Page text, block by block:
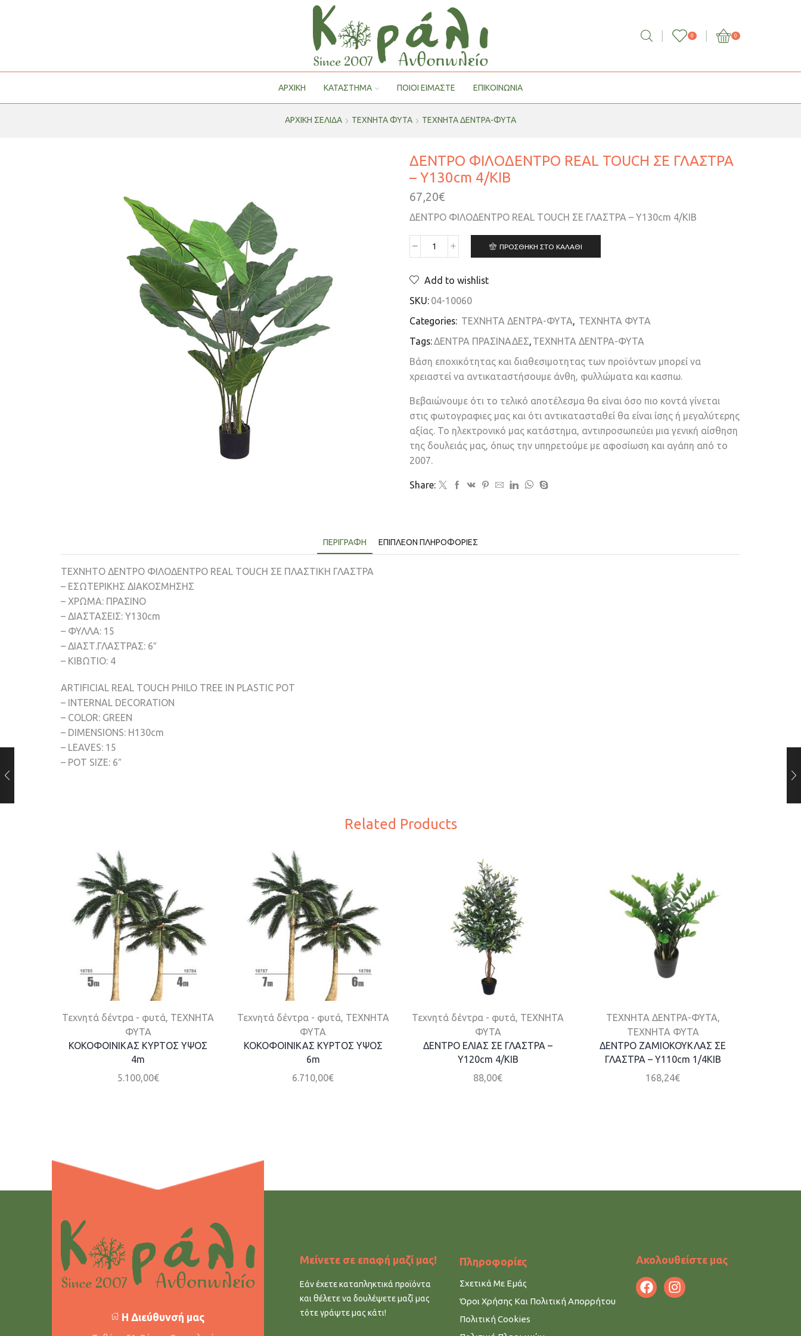
0 0
ΑΡΧΙΚΗ ΚΑΤΑΣΤΗΜΑ ΠΟΙΟΙ ΕΊΜΑΣΤΕ ΕΠΙΚΟΙΝΩΝΙΑ
ΑΡΧΙΚΉ ΣΕΛΊΔΑ ΤΕΧΝΗΤΑ ΦΥΤΑ ΤΕΧΝΗΤΑ ΔΕΝΤΡΑ-ΦΥΤΑ
ΔΕΝΤΡΟ ΦΙΛΟΔΕΝΤΡΟ REAL TOUCH ΣΕ ΓΛΑΣΤΡΑ
– Y130cm 4/KIB
67,20€
ΔΕΝΤΡΟ ΦΙΛΟΔΕΝΤΡΟ REAL TOUCH ΣΕ ΓΛΑΣΤΡΑ – Y130cm 4/KIB
ΠΡΟΣΘΉΚΗ ΣΤΟ ΚΑΛΆΘΙ
Add to wishlist
SKU: 04-10060
Categories: ΤΕΧΝΗΤΑ ΔΕΝΤΡΑ-ΦΥΤΑ, ΤΕΧΝΗΤΑ ΦΥΤΑ
Tags:ΔΕΝΤΡΑ ΠΡΑΣΙΝΑΔΕΣ, ΤΕΧΝΗΤΑ ΔΕΝΤΡΑ-ΦΥΤΑ
Βάση εποχικότητας και διαθεσιμοτητας των προϊόντων μπορεί να
χρειαστεί να αντικαταστήσουμε άνθη, φυλλώματα και κασπω.
Βεβαιώνουμε ότι το τελικό αποτέλεσμα θα είναι όσο πιο κοντά γίνεται
στις φωτογραφιες μας και ότι αντικατασταθεί θα είναι ίσης ή μεγαλύτερης
αξίας. Το ηλεκτρονικό μας κατάστημα, αντιπροσωπεύει μια γενική αίσθηση
της δουλειάς μας, όπως την υπηρετούμε με αφοσίωση και αγάπη από το
2007.
Share:
ΠΕΡΙΓΡΑΦΉ ΕΠΙΠΛΈΟΝ ΠΛΗΡΟΦΟΡΊΕΣ
ΤΕΧΝΗΤΟ ΔΕΝΤΡΟ ΦΙΛΟΔΕΝΤΡΟ REAL TOUCH ΣΕ ΠΛΑΣΤΙΚΗ ΓΛΑΣΤΡΑ
– ΕΣΩΤΕΡΙΚΗΣ ΔΙΑΚΟΣΜΗΣΗΣ
– ΧΡΩΜΑ: ΠΡΑΣΙΝΟ
– ΔΙΑΣΤΑΣΕΙΣ: Υ130cm
– ΦΥΛΛΑ: 15
– ΔΙΑΣΤ.ΓΛΑΣΤΡΑΣ: 6″
– ΚΙΒΩΤΙΟ: 4
ARTIFICIAL REAL TOUCH PHILO TREE IN PLASTIC POT
– INTERNAL DECORATION
– COLOR: GREEN
– DIMENSIONS: H130cm
– LEAVES: 15
– POT SIZE: 6″
Related Products
Τεχνητά δέντρα - φυτά, ΤΕΧΝΗΤΑ
ΦΥΤΑ
ΚΟΚΟΦΟΙΝΙΚΑΣ ΚΥΡΤΟΣ ΥΨΟΣ
4m
5.100,00€
Τεχνητά δέντρα - φυτά, ΤΕΧΝΗΤΑ
ΦΥΤΑ
ΚΟΚΟΦΟΙΝΙΚΑΣ ΚΥΡΤΟΣ ΥΨΟΣ
6m
6.710,00€
Τεχνητά δέντρα - φυτά, ΤΕΧΝΗΤΑ
ΦΥΤΑ
ΔΕΝΤΡΟ ΕΛΙΑΣ ΣΕ ΓΛΑΣΤΡΑ –
Y120cm 4/ΚΙΒ
88,00€
ΤΕΧΝΗΤΑ ΔΕΝΤΡΑ-ΦΥΤΑ,
ΤΕΧΝΗΤΑ ΦΥΤΑ
ΔΕΝΤΡΟ ΖΑΜΙΟΚΟΥΚΛΑΣ ΣΕ
ΓΛΑΣΤΡΑ – Y110cm 1/4KIB
168,24€
Η Διεύθυνσή μας
Μείνετε σε επαφή μαζί μας!
Εάν έχετε καταπληκτικά προϊόντα
και θέλετε να δουλέψετε μαζί μας
τότε γράψτε μας κάτι!
Πληροφορίες
Σχετικά Με Εμάς
Όροι Χρήσης Και Πολιτική Απορρήτου
Πολιτική Cookies
Ακολουθείστε μας